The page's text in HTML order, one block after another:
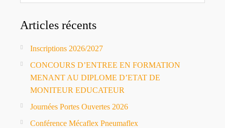
Articles récents
Inscriptions 2026/2027
CONCOURS D’ENTREE EN FORMATION
MENANT AU DIPLOME D’ETAT DE
MONITEUR EDUCATEUR
Journées Portes Ouvertes 2026
Conférence Mécaflex Pneumaflex